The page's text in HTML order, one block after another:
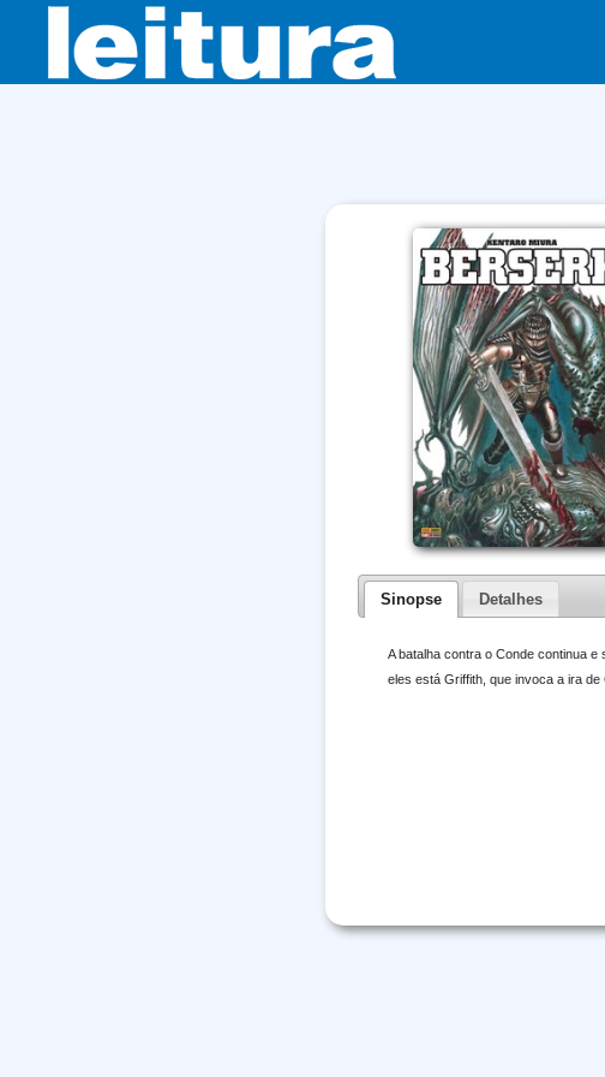
Sinopse Detalhes
A batalha contra o Conde continua
eles está Griffith, que invoca a ira